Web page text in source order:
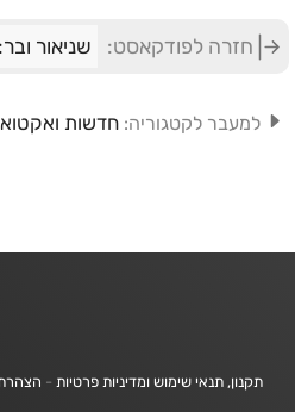
חזרה לפודקאסט: שניאור
למעבר לקטגוריה: חדשות
תקנון, תנאי שימוש ומדיניות פרטיות -